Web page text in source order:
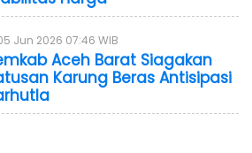
Jun 2026 07:46 WIB
Aceh Barat Siagakan
Karung Beras Antisipasi